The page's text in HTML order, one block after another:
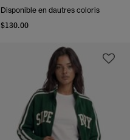
Disponible en dautres coloris
$130.00